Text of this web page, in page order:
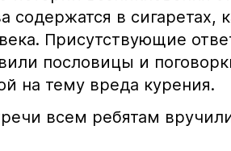
содержатся в сигаретах,
Присутствующие
пословицы и
на тему вреда курения.
всем ребятам